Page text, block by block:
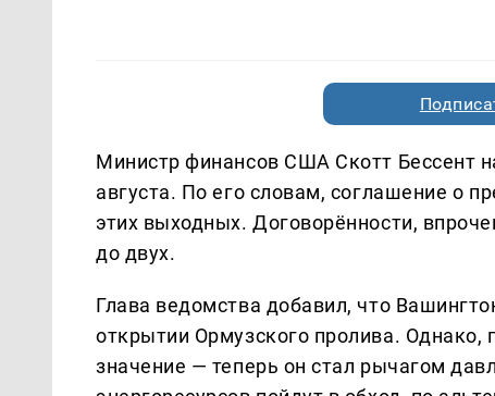
Министр финансов США Скотт Бессент
августа. По его словам, соглашение о
этих выходных. Договорённости,
до двух.
Глава ведомства добавил, что
открытии Ормузского пролива. Однако,
значение — теперь он стал рычагом